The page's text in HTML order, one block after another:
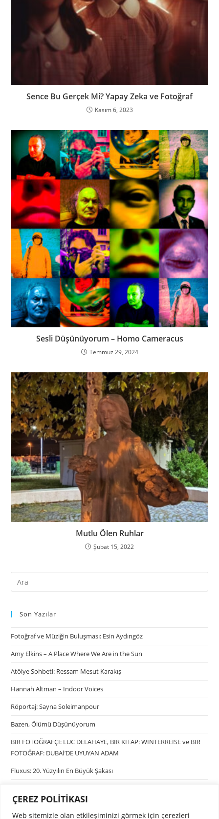
ÇEREZ POLİTİKASI
Web sitemizle olan etkileşiminizi görmek için çerezleri
Sence Bu Gerçek Mi? Yapay Zeka ve Fotoğraf
Kasım 6, 2023
Sesli Düşünüyorum – Homo Cameracus
Temmuz 29, 2024
Mutlu Ölen Ruhlar
Şubat 15, 2022
Son Yazılar
Fotoğraf ve Müziğin Buluşması: Esin Aydıngöz
Amy Elkins – A Place Where We Are in the Sun
Atölye Sohbeti: Ressam Mesut Karakış
Hannah Altman – Indoor Voices
Röportaj: Sayna Soleimanpour
Bazen, Ölümü Düşünüyorum
BİR FOTOĞRAFÇI: LUC DELAHAYE, BİR KİTAP: WINTERREISE ve BİR
FOTOĞRAF: DUBAİ’DE UYUYAN ADAM
Fluxus: 20. Yüzyılın En Büyük Şakası
Kategoriler